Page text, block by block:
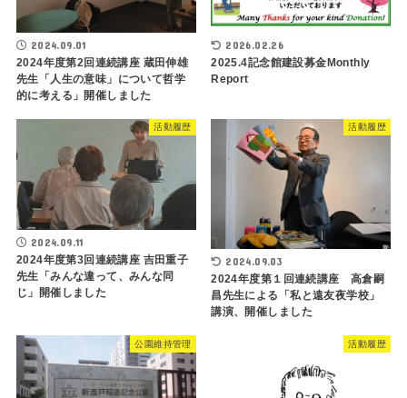
2024.09.01
2024年度第2回連続講座 蔵田伸雄
先生「人生の意味」について哲学
的に考える」開催しました
2026.02.26
2025.4記念館建設募金Monthly
Report
活動履歴
2024.09.11
2024年度第3回連続講座 吉田重子
先生「みんな違って、みんな同
じ」開催しました
活動履歴
2024.09.03
2024年度第１回連続講座 高倉嗣
昌先生による「私と遠友夜学校」
講演、開催しました
公園維持管理 活動履歴